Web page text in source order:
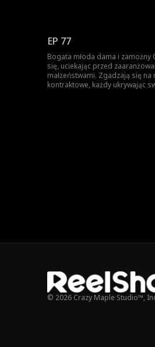
EP 77
Bogata młoda dama i zamożny
się, uciekając przed
małżeństwami. Zgadzają się na
kontraktowe, każdy ukrywając
© 2026 Crazy Maple Studio™,